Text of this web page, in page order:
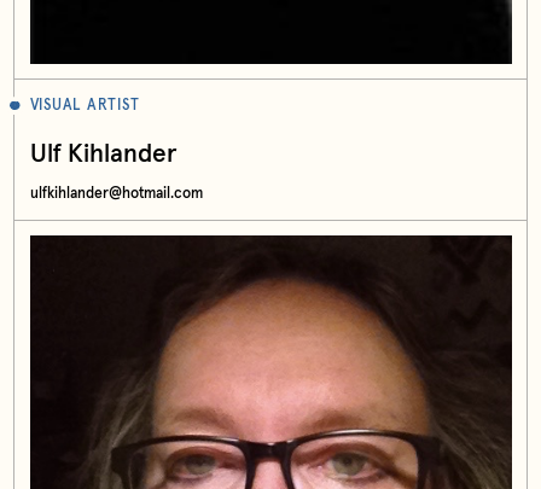
VISUAL ARTIST
Ulf Kihlander
ulfkihlander@hotmail.com